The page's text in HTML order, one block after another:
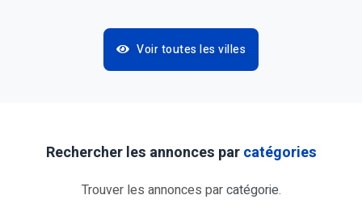
Voir toutes les villes
Rechercher les annonces parcatégories
Trouver les annonces parcatégorie.